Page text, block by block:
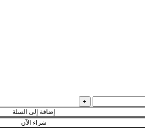
إضافة إلى السلة
شراء الآن